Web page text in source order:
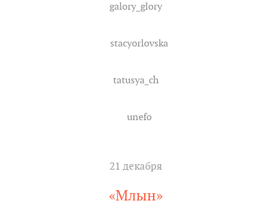
galory_glory
stacyorlovska
tatusya_ch
unefo
21 декабря
«Млын»